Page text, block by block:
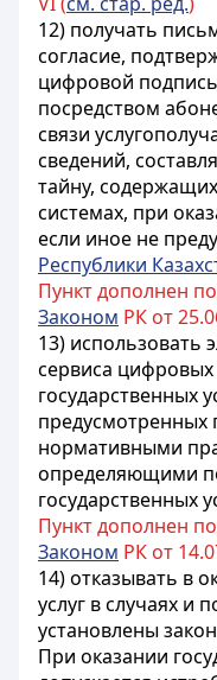
12) получать
согласие,
цифровой
посредством
связи
сведений,
тайну,
системах, при
если иное не
Республики
Пункт дополнен
Законом РК от
13) использовать
сервиса цифровых
государственных
предусмотренных
нормативными
определяющими
государственных
Пункт дополнен
Законом РК от
14) отказывать в
услуг в случаях и
установлены
При оказании